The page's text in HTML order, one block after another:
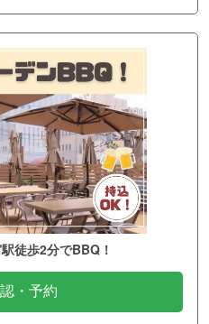
徒歩2分でBBQ！
・予約